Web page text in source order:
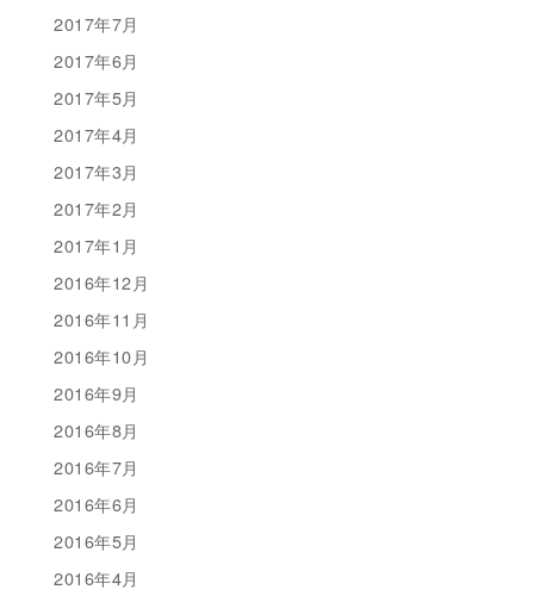
2017年7月
2017年6月
2017年5月
2017年4月
2017年3月
2017年2月
2017年1月
2016年12月
2016年11月
2016年10月
2016年9月
2016年8月
2016年7月
2016年6月
2016年5月
2016年4月